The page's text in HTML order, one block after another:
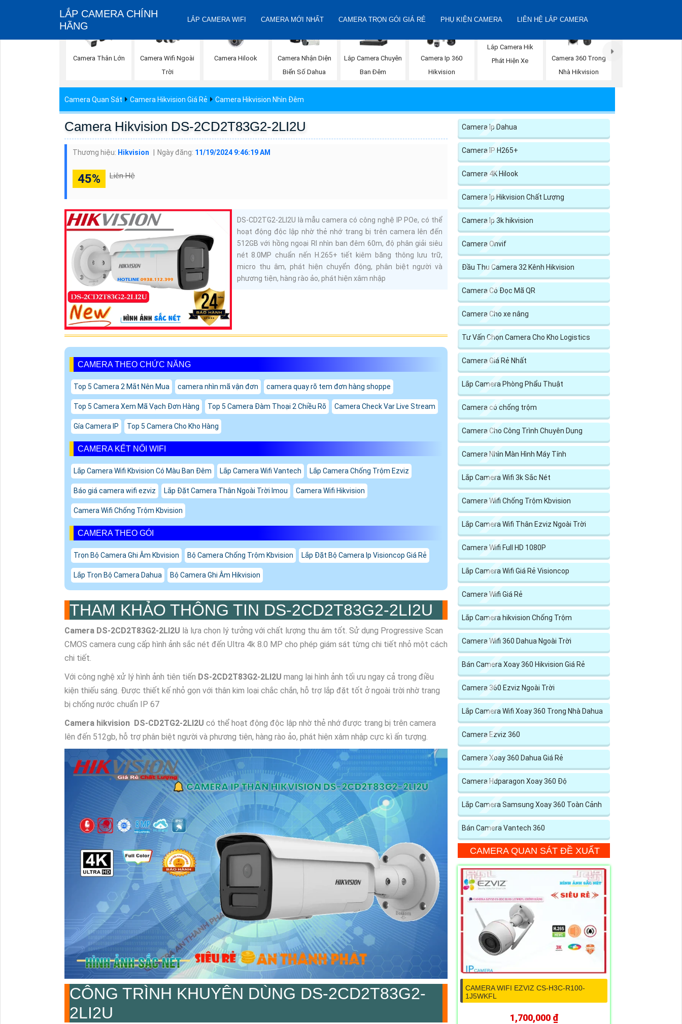
LẮP CAMERA CHÍNH
HÃNG
LẮP CAMERA WIFI CAMERA MỚI NHẤT CAMERA TRỌN GÓI GIÁ RẺ PHỤ KIỆN CAMERA LIÊN HỆ LẮP CAMERA
Camera Thân Lớn
Camera Wifi Ngoài
Trời
Camera Hilook
Camera Nhận Diện
Biển Số Dahua
Lắp Camera Chuyên
Ban Đêm
Camera Ip 360
Hikvision
Lắp Camera Hik
Phát Hiện Xe
Camera 360 Trong
Nhà Hikvision
Camera Quan Sát Camera Hikvision Giá Rẻ Camera Hikvision Nhìn Đêm
Camera Hikvision DS-2CD2T83G2-2LI2U
Thương hiệu: Hikvision Ngày đăng: 11/19/2024 9:46:19 AM
45% Liên Hệ
DS-CD2TG2-2LI2U là mẫu camera có công nghệ IP POe, có thể
hoạt động độc lập nhờ thẻ nhớ trang bị trên camera lên đến
512GB với hồng ngoại RI nhìn ban đêm 60m, độ phân giải siêu
nét 8.0MP chuẩn nến H.265+ tiết kiêm băng thông lưu trữ,
micro thu âm, phát hiện chuyển động, phân biệt người và
phương tiện, hàng rào ảo, phát hiện xâm nhập
CAMERA THEO CHỨC NĂNG
Top 5 Camera 2 Mắt Nên Mua camera nhìn mã vận đơn camera quay rõ tem đơn hàng shoppe
Top 5 Camera Xem Mã Vạch Đơn Hàng Top 5 Camera Đàm Thoại 2 Chiều Rõ Camera Check Var Live Stream
Gía Camera IP Top 5 Camera Cho Kho Hàng
CAMERA KẾT NỐI WIFI
Lắp Camera Wifi Kbvision Có Màu Ban Đêm Lắp Camera Wifi Vantech Lắp Camera Chống Trộm Ezviz
Báo giá camera wifi ezviz Lắp Đặt Camera Thân Ngoài Trời Imou Camera Wifi Hikvision
Camera Wifi Chống Trộm Kbvision
CAMERA THEO GÓI
Trọn Bộ Camera Ghi Âm Kbvision Bộ Camera Chống Trộm Kbvision Lắp Đặt Bộ Camera Ip Visioncop Giá Rẻ
Lắp Trọn Bộ Camera Dahua Bộ Camera Ghi Âm Hikvision
THAM KHẢO THÔNG TIN DS-2CD2T83G2-2LI2U
Camera DS-2CD2T83G2-2LI2U là lựa chọn lý tưởng với chất lượng thu âm tốt. Sử dụng Progressive Scan
CMOS camera cung cấp hình ảnh sắc nét đến Ultra 4k 8.0 MP cho phép giám sát từng chi tiết nhỏ một cách
chi tiết.
Với công nghệ xử lý hình ảnh tiên tiến DS-2CD2T83G2-2LI2U mang lại hình ảnh tối ưu ngay cả trong điều
kiện thiếu sáng. Được thiết kế nhỏ gọn với thân kim loại chắc chắn, hỗ trợ lắp đặt tốt ở ngoài trời nhờ trang
bị chống nước chuẩn IP 67
Camera hikvision DS-CD2TG2-2LI2U có thể hoạt động độc lập nhờ thẻ nhớ được trang bị trên camera
lên đến 512gb, hỗ trợ phân biệt người và phương tiện, hàng rào ảo, phát hiện xâm nhập cực kì ấn tượng.
CÔNG TRÌNH KHUYÊN DÙNG DS-2CD2T83G2-
2LI2U
Camera Ip Dahua
Camera IP H265+
Camera 4K Hilook
Camera Ip Hikvision Chất Lượng
Camera Ip 3k hikvision
Camera Onvif
Đầu Thu Camera 32 Kênh Hikvision
Camera Có Đọc Mã QR
Camera Cho xe nâng
Tư Vấn Chọn Camera Cho Kho Logistics
Camera Giá Rẻ Nhất
Lắp Camera Phòng Phẩu Thuật
Camera có chống trộm
Camera Cho Công Trình Chuyên Dụng
Camera Nhìn Màn Hình Máy Tính
Lắp Camera Wifi 3k Sắc Nét
Camera Wifi Chống Trộm Kbvision
Lắp Camera Wifi Thân Ezviz Ngoài Trời
Camera Wifi Full HD 1080P
Lắp Camera Wifi Giá Rẻ Visioncop
Camera Wifi Giá Rẻ
Lắp Camera hikvision Chống Trộm
Camera Wifi 360 Dahua Ngoài Trời
Bán Camera Xoay 360 Hikvision Giá Rẻ
Camera 360 Ezviz Ngoài Trời
Lắp Camera Wifi Xoay 360 Trong Nhà Dahua
Camera Ezviz 360
Camera Xoay 360 Dahua Giá Rẻ
Camera Hdparagon Xoay 360 Độ
Lắp Camera Samsung Xoay 360 Toàn Cảnh
Bán Camera Vantech 360
CAMERA QUAN SÁT ĐỀ XUẤT
CAMERA WIFI EZVIZ CS-H3C-R100-
1J5WKFL
1,700,000 ₫